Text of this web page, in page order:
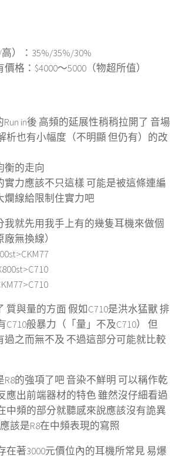
）：35%/35%/30%
價格：$4000～5000（物超所值）
in後 高頻的延展性稍稍拉開了 音場
析也有小幅度（不明顯 但仍有）的改
衡的走向
實力應該不只這樣 可能是被這條連編
爛線給限制住實力吧
我就先用我手上有的幾隻耳機來做個
無換線）
質與量的方面 假如C710是洪水猛獸 排
C710般暴力（「量」不及C710） 但
過之而無不及 不過這部分可能就比較
的強項了吧 音染不鮮明 可以稱作乾
應出前端器材的特色 雖然沒仔細看過
中頻的部分就聽感來說應該沒有詭異
該是R8在中頻表現的寫照
在著3000元價位內的耳機所常見 易爆